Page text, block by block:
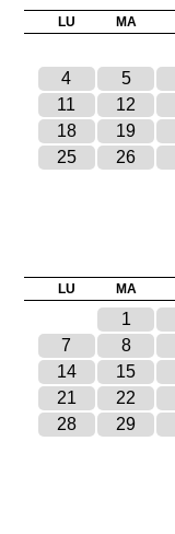
LU MA
4
5
11
12
18
19
25
26
LU MA
1
7
8
14
15
21
22
28
29